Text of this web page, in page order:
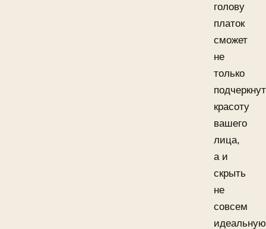
голову
платок
сможет
не
только
красоту
вашего
лица,
а и
скрыть
не
совсем
идеальную